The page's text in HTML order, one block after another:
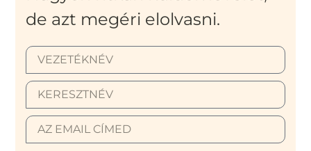
de azt megéri elolvasni.